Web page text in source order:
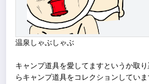
温泉しゃぶしゃぶ
キャンプ道具を愛してますというか取
らキャンプ道具をコレクションしていま